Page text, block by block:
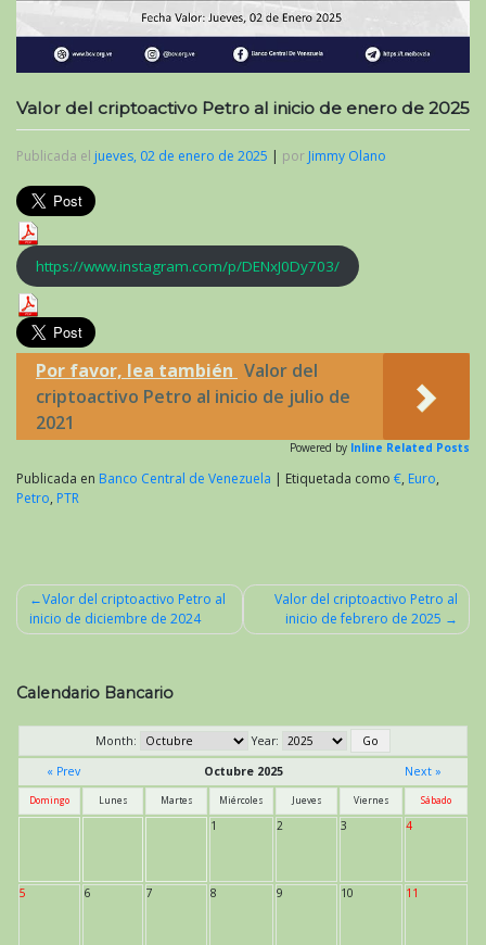
Valor del criptoactivo Petro al inicio de enero de 2025
Publicada el jueves, 02 de enero de 2025 | por Jimmy Olano
https://www.instagram.com/p/DENxJ0Dy703/
Por favor, lea también Valor del
criptoactivo Petro al inicio de julio de
2021
Powered by Inline Related Posts
Publicada en Banco Central de Venezuela | Etiquetada como €, Euro,
Petro, PTR
Navegación
entradas
Valor del criptoactivo Petro al
inicio de diciembre de 2024
Valor del criptoactivo Petro al
inicio de febrero de 2025
Calendario Bancario
Month:
Year:
« Prev
Octubre 2025 Next »
Domingo Lunes Martes Miércoles Jueves Viernes Sábado
1 2 3 4
5 6 7 8 9 10 11